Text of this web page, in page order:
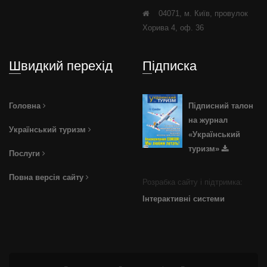
04071, м. Київ, провулок
Хорива 4, оф. 36
Швидкий перехід
Головна
Український туризм
Послуги
Повна версія сайту
Підписка
Підписний талон
на журнал
«Український
туризм»
Розрабка сайту і підтримка:
Інтерактивні системи